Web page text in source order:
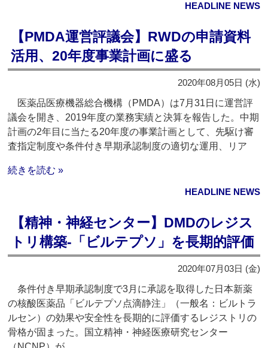
HEADLINE NEWS
【PMDA運営評議会】RWDの申請資料
活用、20年度事業計画に盛る
2020年08月05日 (水)
医薬品医療機器総合機構（PMDA）は7月31日に運営評
議会を開き、2019年度の業務実績と決算を報告した。中期
計画の2年目に当たる20年度の事業計画として、先駆け審
査指定制度や条件付き早期承認制度の適切な運用、リア
続きを読む »
HEADLINE NEWS
【精神・神経センター】DMDのレジス
トリ構築‐「ビルテプソ」を長期的評価
2020年07月03日 (金)
条件付き早期承認制度で3月に承認を取得した日本新薬
の核酸医薬品「ビルテプソ点滴静注」（一般名：ビルトラ
ルセン）の効果や安全性を長期的に評価するレジストリの
骨格が固まった。国立精神・神経医療研究センター